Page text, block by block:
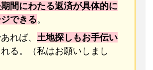
間にわたる返済が具体的に
できる。
れば、 土地探しもお手伝い
れる。（私はお願いしまし